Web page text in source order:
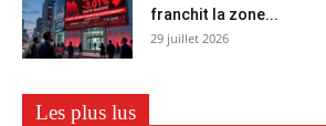
franchit la zone...
29 juillet 2026
Les plus lus